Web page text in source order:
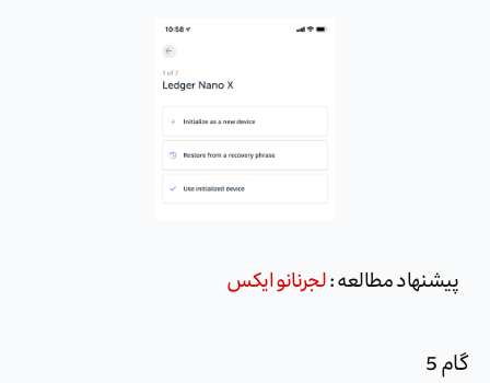
پیشنهاد مطالعه : لجرنانو ایکس
گام 5